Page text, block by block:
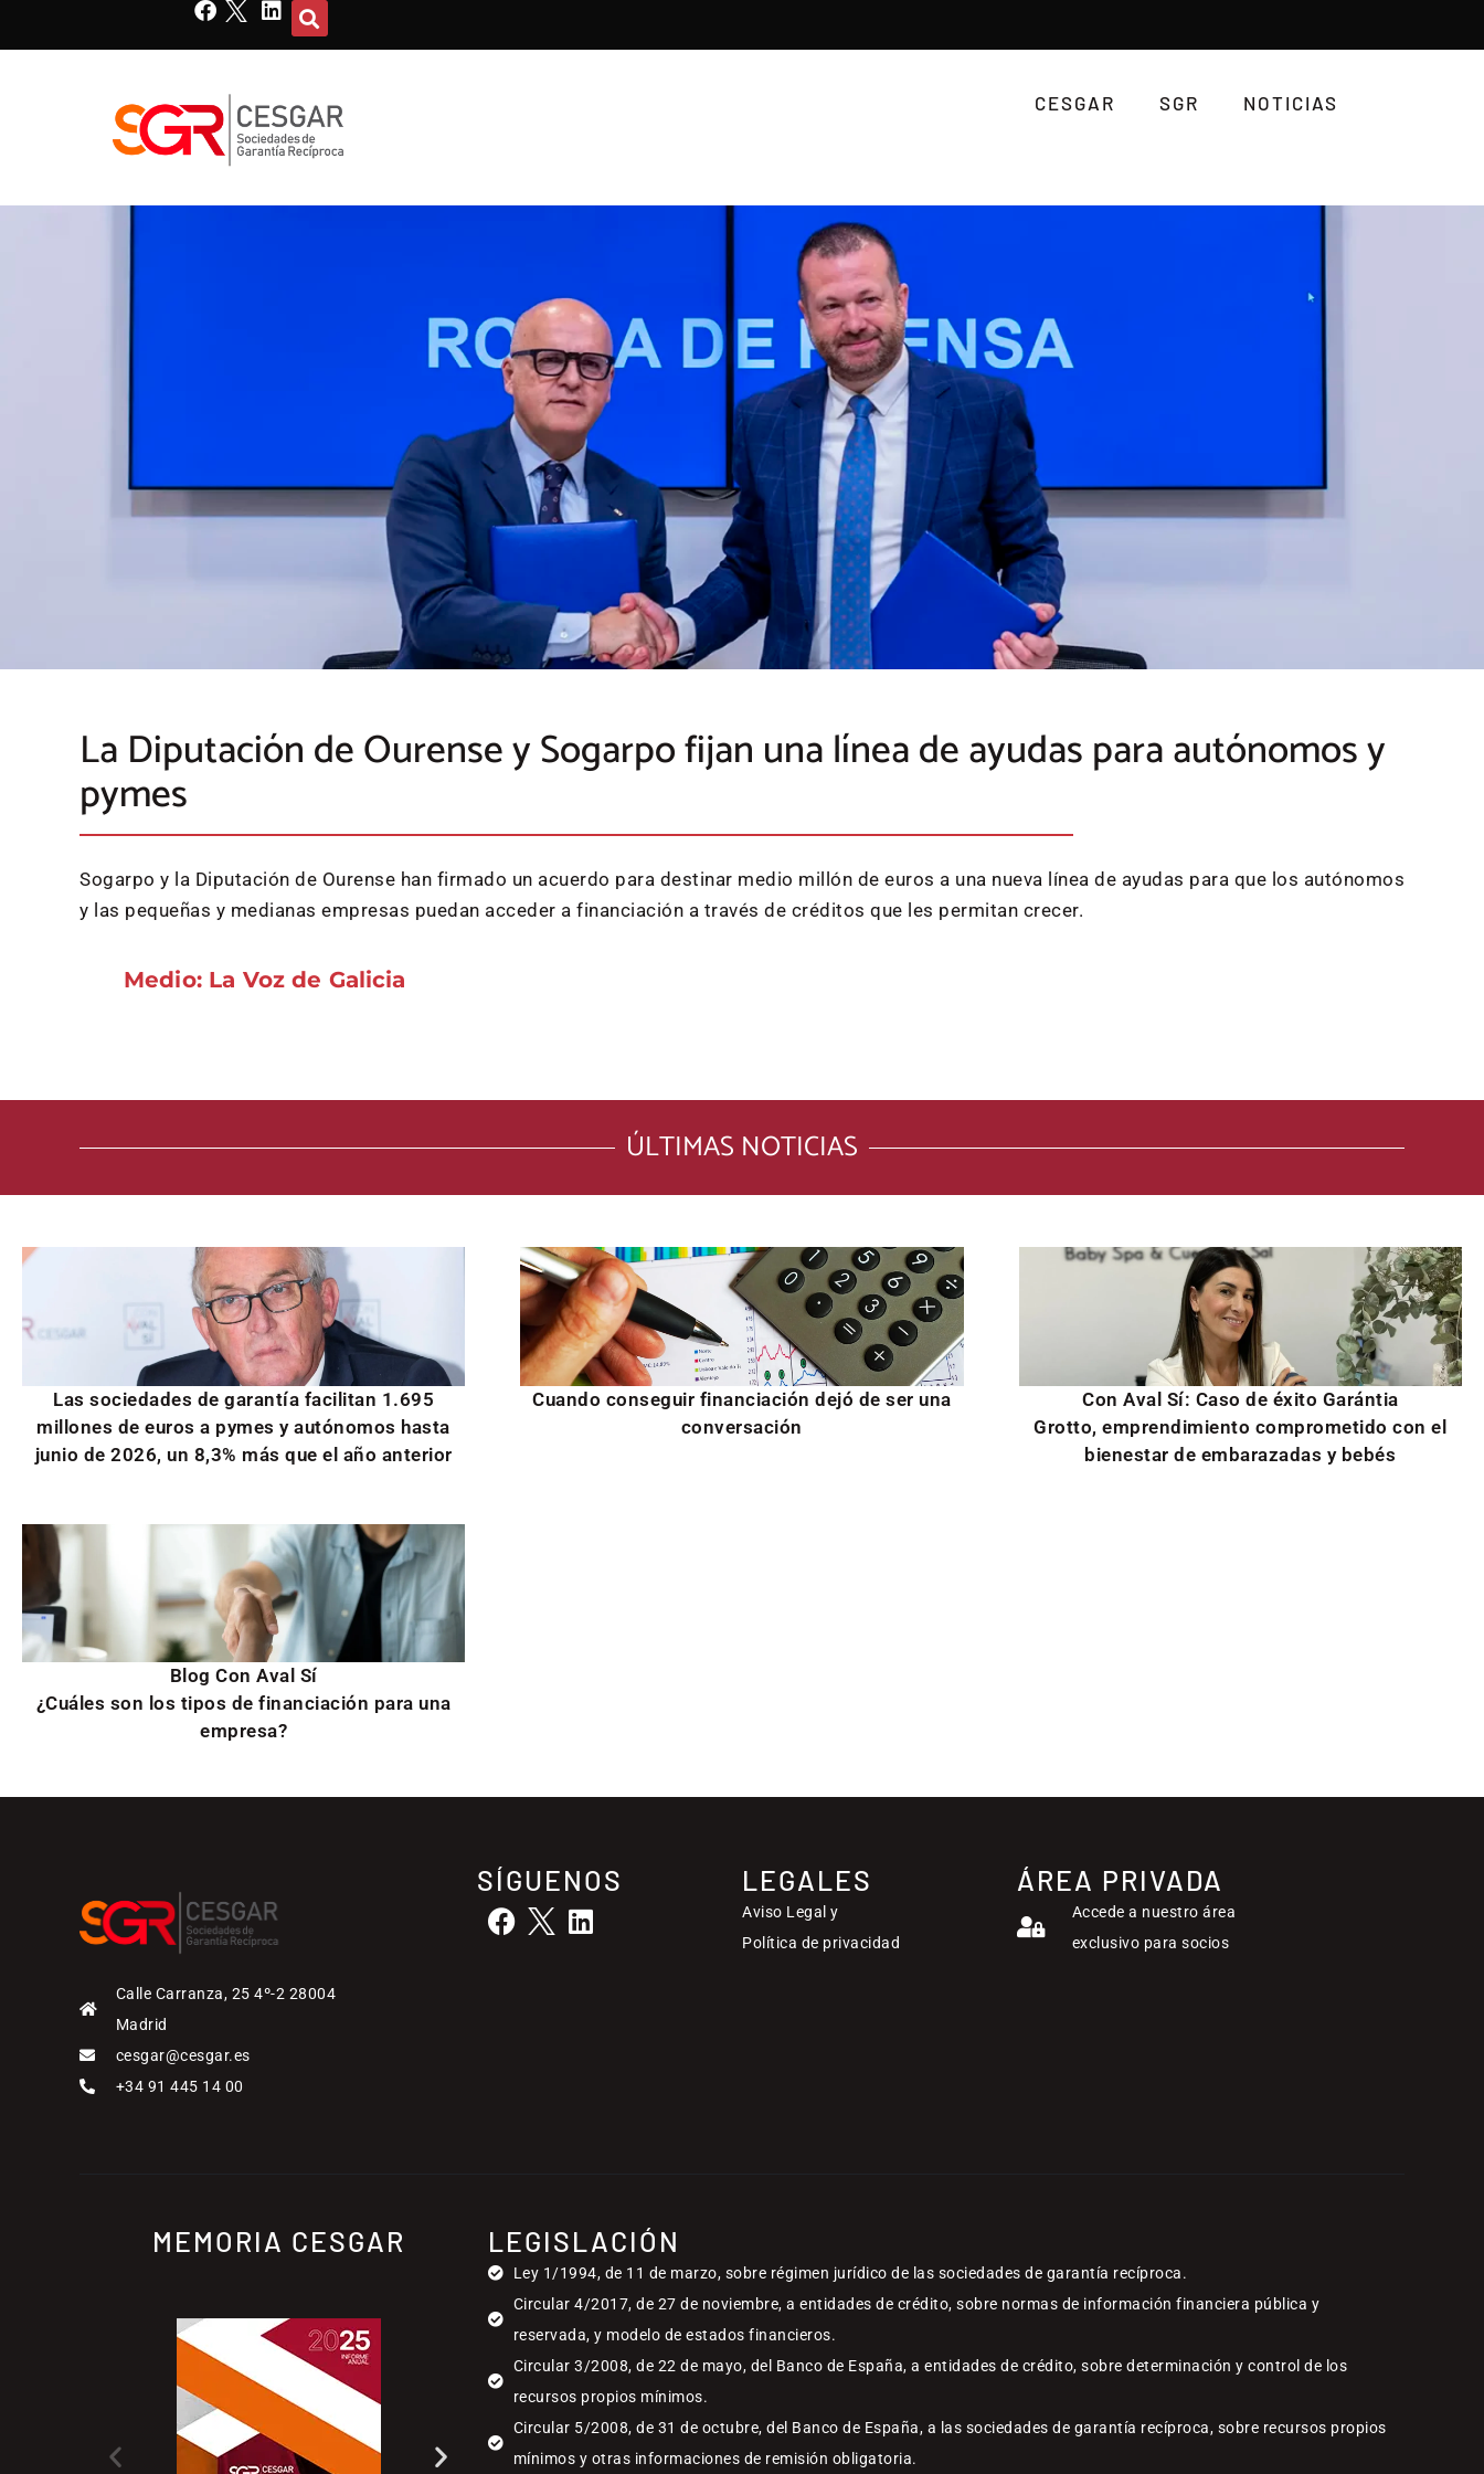
CESGAR SGR NOTICIAS
La Diputación de Ourense y Sogarpo fijan una línea de ayudas para autónomos y
pymes
Sogarpo y la Diputación de Ourense han firmado un acuerdo para destinar medio millón de euros a una nueva línea de ayudas para que los autónomos
y las pequeñas y medianas empresas puedan acceder a financiación a través de créditos que les permitan crecer.
Medio: La Voz de Galicia
ÚLTIMAS NOTICIAS
Las sociedades de garantía facilitan 1.695
millones de euros a pymes y autónomos hasta
junio de 2026, un 8,3% más que el año anterior
Cuando conseguir financiación dejó de ser una
conversación
Con Aval Sí: Caso de éxito Garántia
Grotto, emprendimiento comprometido con el
bienestar de embarazadas y bebés
Blog Con Aval Sí
¿Cuáles son los tipos de financiación para una
empresa?
Calle Carranza, 25 4º-2 28004
Madrid
cesgar@cesgar.es
+34 91 445 14 00
SÍGUENOS LEGALES
Aviso Legal y
Política de privacidad
ÁREA PRIVADA
Accede a nuestro área
exclusivo para socios
MEMORIA CESGAR LEGISLACIÓN
Ley 1/1994, de 11 de marzo, sobre régimen jurídico de las sociedades de garantía recíproca.
Circular 4/2017, de 27 de noviembre, a entidades de crédito, sobre normas de información financiera pública y
reservada, y modelo de estados financieros.
Circular 3/2008, de 22 de mayo, del Banco de España, a entidades de crédito, sobre determinación y control de los
recursos propios mínimos.
Circular 5/2008, de 31 de octubre, del Banco de España, a las sociedades de garantía recíproca, sobre recursos propios
mínimos y otras informaciones de remisión obligatoria.